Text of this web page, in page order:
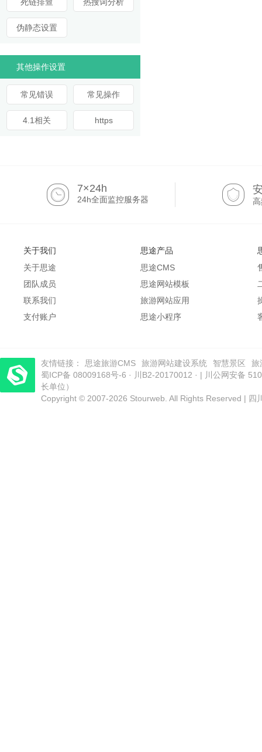
伪静态设置
其他操作设置
常见错误 常见操作
4.1相关 https
7×24h
24h全面监控服务器
关于我们
关于思途
团队成员
联系我们
支付账户
思途产品
思途CMS
思途网站模板
旅游网站应用
思途小程序
友情链接： 思途旅游CMS 旅游网站建设系统 智慧景区
旅
电商小程序
梦旅程酒店管理系统 ​| 运营支持：创旅云营销​
蜀ICP备 08009168号-6 · 川B2-20170012 · |
川公网安备
长单位）
Copyright © 2007-2026 Stourweb. All Rights Reserved | 四